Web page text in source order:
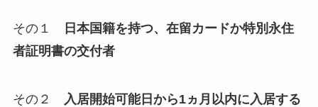
その１
日本国籍を持つ、在留カードか特別永住
者証明書の交付者
その２ 入居開始可能日から1ヵ月以内に入居する